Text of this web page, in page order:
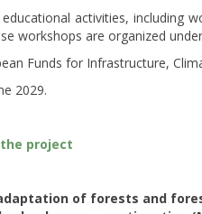
activities, including
workshops are organized
Funds for Infrastructure,
2029.
project
of forests and